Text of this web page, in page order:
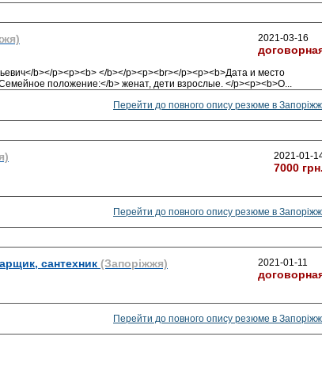
2021-03-16
b></p><p><b> </b></p><p><br></p><p><b>Дата и место
положение:</b> женат, дети взрослые. </p><p><b>О...
Перейти до повного опису резюме в
2021-01-
7000
Перейти до повного опису резюме в
сантехник (Запоріжжя) 2021-01-11
Перейти до повного опису резюме в